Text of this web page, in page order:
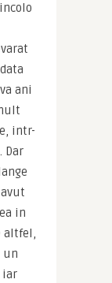
ani
intr-
Dar
in
altfel,
un
iar